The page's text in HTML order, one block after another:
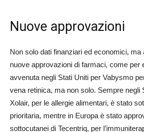
Nuove approvazioni
Non solo dati finanziari ed economici, ma
nuove approvazioni di farmaci, come per
avvenuta negli Stati Uniti per Vabysmo
vena retinica, ma non solo. Sempre negli
Xolair, per le allergie alimentari, è stato
prioritaria, mentre in Europa è stato
sottocutanei di Tecentriq, per